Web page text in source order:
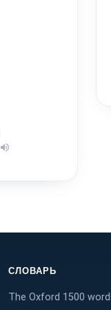
volume_up
СЛОВАРЬ
The Oxford 1500